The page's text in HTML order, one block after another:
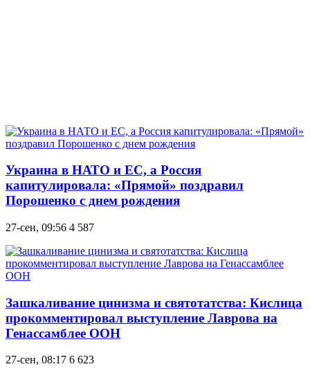
Украина в НАТО и ЕС, а Россия
капитулировала: «Прямой» поздравил
Порошенко с днем рождения
27-сен, 09:56 4 587
Зашкаливание цинизма и святотатства: Кислица
прокомментировал выступление Лаврова на
Генассамблее ООН
27-сен, 08:17 6 623